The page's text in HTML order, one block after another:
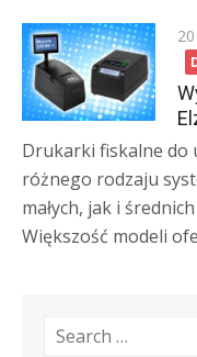
on
Drukarki fiskalne do
różnego rodzaju
małych, jak i
Większość modeli
Search